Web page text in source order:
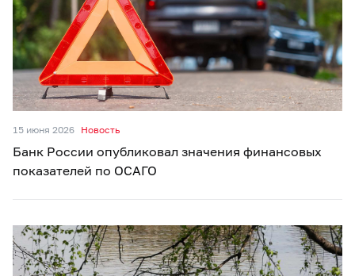
15 июня 2026 Новость
Банк России опубликовал значения финансовых
показателей по ОСАГО